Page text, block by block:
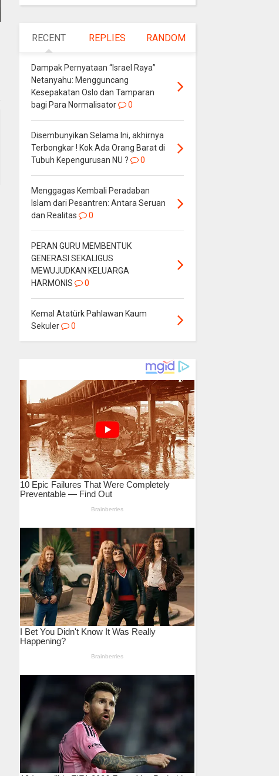
RECENT REPLIES RANDOM
Dampak Pernyataan “Israel Raya”
Netanyahu: Mengguncang
Kesepakatan Oslo dan Tamparan
bagi Para Normalisator
0
Disembunyikan Selama Ini, akhirnya
Terbongkar ! Kok Ada Orang Barat di
Tubuh Kepengurusan NU ?
0
Menggagas Kembali Peradaban
Islam dari Pesantren: Antara Seruan
dan Realitas
0
PERAN GURU MEMBENTUK
GENERASI SEKALIGUS
MEWUJUDKAN KELUARGA
HARMONIS
0
Kemal Atatürk Pahlawan Kaum
Sekuler
0